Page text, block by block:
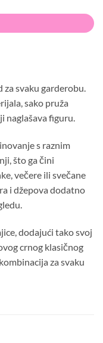
za svaku garderobu.
sako pruža
naglašava figuru.
s raznim
što ga čini
večere ili svečane
i džepova dodatno
dodajući tako svoj
crnog klasičnog
za svaku